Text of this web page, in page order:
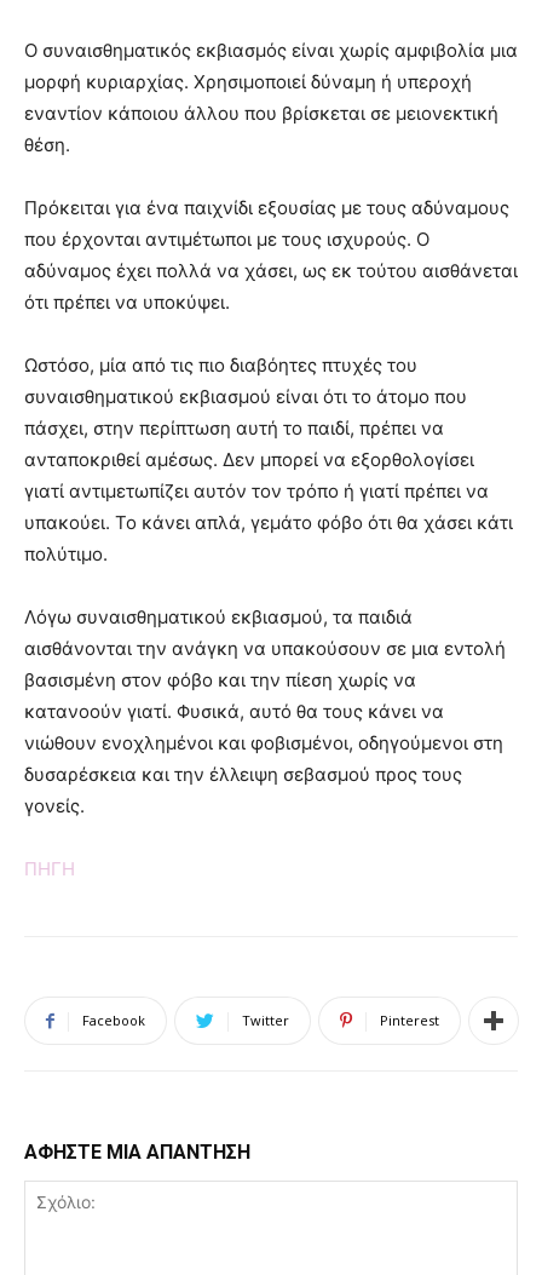
Ο συναισθηματικός εκβιασμός είναι χωρίς αμφιβολία μια
μορφή κυριαρχίας. Χρησιμοποιεί δύναμη ή υπεροχή
εναντίον κάποιου άλλου που βρίσκεται σε μειονεκτική
θέση.
Πρόκειται για ένα παιχνίδι εξουσίας με τους αδύναμους
που έρχονται αντιμέτωποι με τους ισχυρούς. Ο
αδύναμος έχει πολλά να χάσει, ως εκ τούτου αισθάνεται
ότι πρέπει να υποκύψει.
Ωστόσο, μία από τις πιο διαβόητες πτυχές του
συναισθηματικού εκβιασμού είναι ότι το άτομο που
πάσχει, στην περίπτωση αυτή το παιδί, πρέπει να
ανταποκριθεί αμέσως. Δεν μπορεί να εξορθολογίσει
γιατί αντιμετωπίζει αυτόν τον τρόπο ή γιατί πρέπει να
υπακούει. Το κάνει απλά, γεμάτο φόβο ότι θα χάσει κάτι
πολύτιμο.
Λόγω συναισθηματικού εκβιασμού, τα παιδιά
αισθάνονται την ανάγκη να υπακούσουν σε μια εντολή
βασισμένη στον φόβο και την πίεση χωρίς να
κατανοούν γιατί. Φυσικά, αυτό θα τους κάνει να
νιώθουν ενοχλημένοι και φοβισμένοι, οδηγούμενοι στη
δυσαρέσκεια και την έλλειψη σεβασμού προς τους
γονείς.
ΠΗΓΗ
Facebook Twitter Pinterest
ΑΦΗΣΤΕ ΜΙΑ ΑΠΑΝΤΗΣΗ